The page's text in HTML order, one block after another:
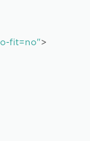
fit=no" >